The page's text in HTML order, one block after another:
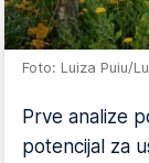
Foto: Luiza Puiu/
Prve analize
potencijal za